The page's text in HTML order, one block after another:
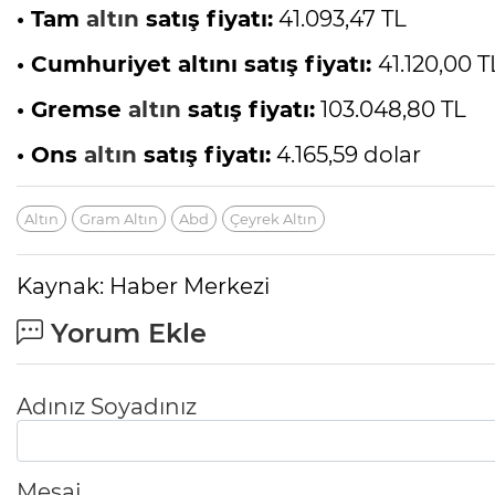
• Tam altın satış fiyatı: 41.093,47 TL
• Cumhuriyet altını satış fiyatı: 41.120,00
• Gremse altın satış fiyatı: 103.048,80 TL
• Ons altın satış fiyatı: 4.165,59 dolar
Altın Gram Altın Abd Çeyrek Altın
Kaynak: Haber Merkezi
Yorum Ekle
Adınız Soyadınız